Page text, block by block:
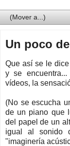
Un poco
Que así se le
y se
vídeos, la
(No se escucha
de un piano que
del papel de un
igual al sonido
"imaginería